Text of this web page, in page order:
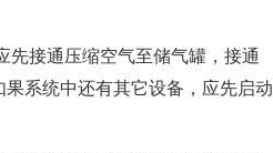
先接通压缩空气至储气罐，接通
系统中还有其它设备，应先启动